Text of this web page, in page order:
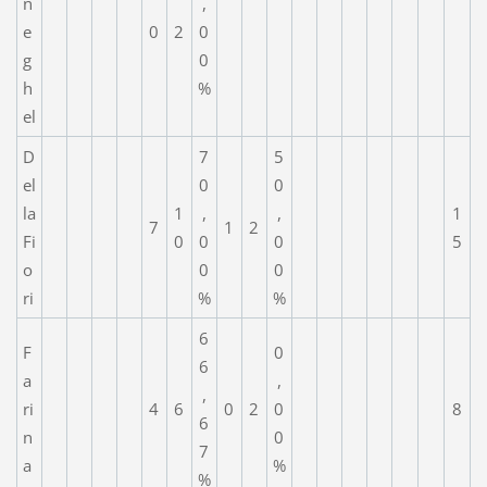
e
g
h
el
0 2
0
0
%
D
el
la
Fi
o
ri
7
1
0
7
0
,
0
0
%
1 2
5
0
,
0
0
%
1
5
F
a
ri
n
a
4 6
6
6
,
6
7
%
0 2
0
,
0
0
%
8